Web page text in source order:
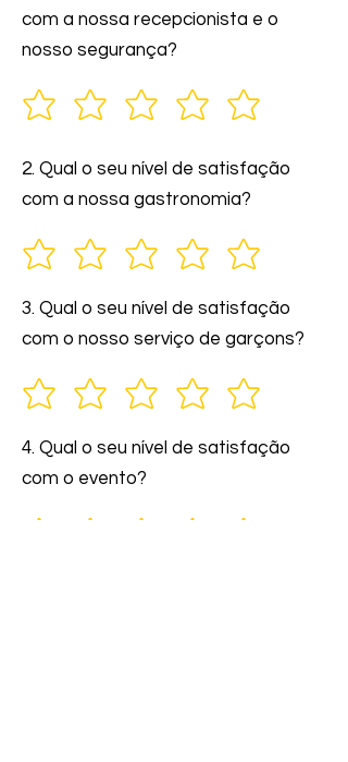
com a nossa recepcionista e o
nosso segurança?
2. Qual o seu nível de satisfação
com a nossa gastronomia?
3. Qual o seu nível de satisfação
com o nosso serviço de garçons?
4. Qual o seu nível de satisfação
com o evento?